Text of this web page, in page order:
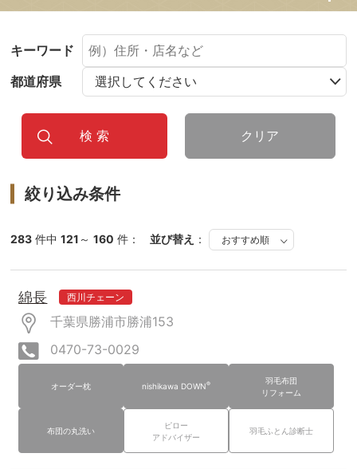
キーワード
都道府県
クリア
絞り込み条件
283 件中121 ～160 件： 並び替え ：
綿長 西川チェーン
千葉県勝浦市勝浦153
0470-73-0029
オーダー枕 nishikawa DOWN®
羽毛布団
リフォーム
布団の丸洗い
ピロー
アドバイザー
羽毛ふとん診断士